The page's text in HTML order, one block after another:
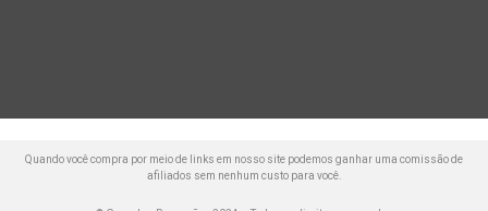
Quando você compra por meio de links em nosso site podemos ganhar uma comissão de
afiliados sem nenhum custo para você.